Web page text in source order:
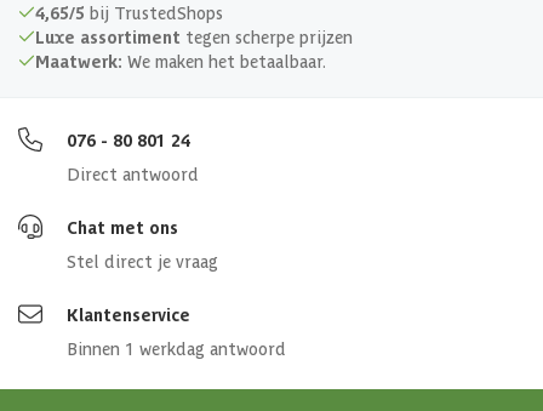
4,65/5 bij TrustedShops
Luxe assortiment tegen scherpe prijzen
Maatwerk: We maken het betaalbaar.
076 - 80 801 24
Direct antwoord
Chat met ons
Stel direct je vraag
Klantenservice
Binnen 1 werkdag antwoord